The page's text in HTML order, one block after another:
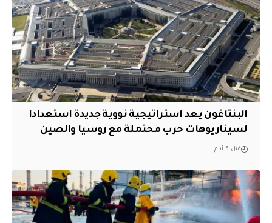
البنتاغون يعد استراتيجية نووية جديدة استعدادا
لسيناريوهات حرب محتملة مع روسيا والصين
قبل 5 أيام